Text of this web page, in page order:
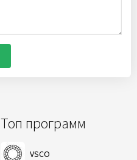
Топ программ
VSCO